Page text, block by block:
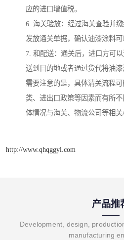
应的进口增值税。
6. 海关验放：经过海关查验并
发放通关单据，确认油漆涂料可
7. 和配送：通关后，进口方可
送到目的地或者通过货代将油漆
需要注意的是，具体清关流程
类、进出口政策等因素而有所
体情况与海关、物流公司等相关
http://www.qhqggyl.com
产品推
Development, design,
manufacturing